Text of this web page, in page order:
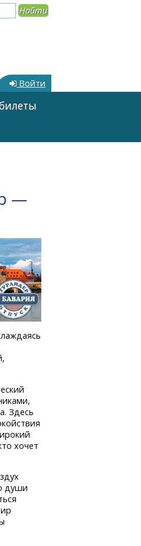
Войти
—
Здесь
хочет
души